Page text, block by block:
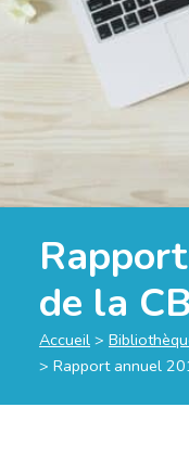
de la
Accueil >
> Rapport annuel